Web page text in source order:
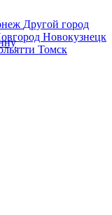
Другой город
Новокузнецк
Томск